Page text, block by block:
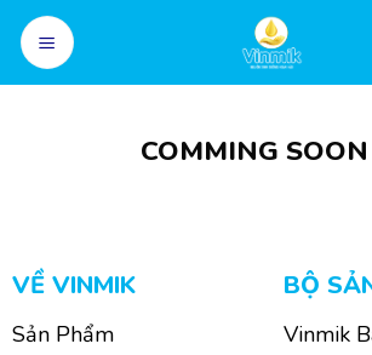
Skip
content
COMMING
VỀ VINMIK
Sản Phẩm
BỘ
Vinmik